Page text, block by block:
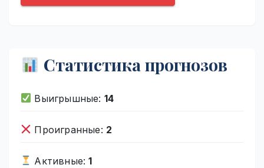
Статистика прогнозов
Выигрышные: 14
Проигранные: 2
Активные:1